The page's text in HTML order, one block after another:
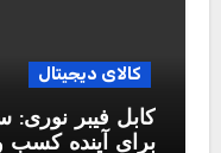
کالای دیجیتال
کابل فیبر نوری:
برای آینده کسب